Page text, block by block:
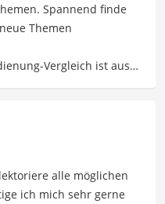
Spannend finde
Themen
Vergleich ist aus
alle möglichen
ich mich sehr gerne